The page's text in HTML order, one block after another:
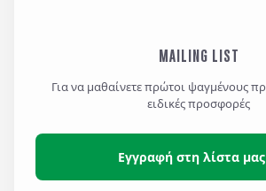
MAILING LIST
Για να μαθαίνετε πρώτοι ψαγμένους
ειδικές προσφορές
Εγγραφή στη λίστα μας